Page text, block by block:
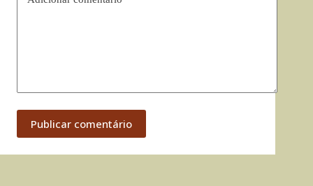
Publicar comentário